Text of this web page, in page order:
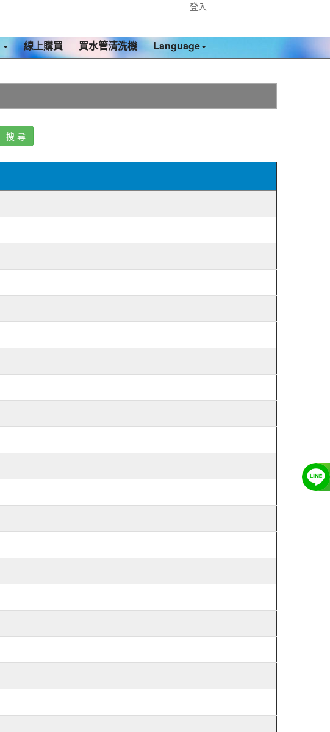
登入
線上購買 買水管清洗機 Language